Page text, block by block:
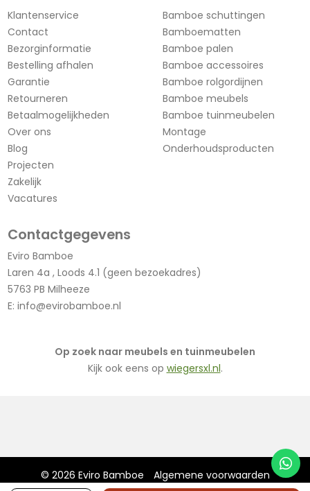
Klantenservice
Contact
Bezorginformatie
Bestelling afhalen
Garantie
Retourneren
Betaalmogelijkheden
Over ons
Blog
Projecten
Zakelijk
Vacatures
Bamboe schuttingen
Bamboematten
Bamboe palen
Bamboe accessoires
Bamboe rolgordijnen
Bamboe meubels
Bamboe tuinmeubelen
Montage
Onderhoudsproducten
Contactgegevens
Eviro Bamboe
Laren 4a , Loods 4.1 (geen bezoekadres)
5763 PB Milheeze
E: info@evirobamboe.nl
Op zoek naar meubels en tuinmeubelen
Kijk ook eens op wiegersxl.nl.
© 2026 Eviro Bamboe
Algemene voorwaarden